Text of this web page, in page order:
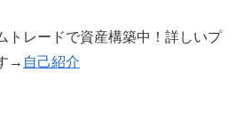
トレードで資産構築中！詳しいプ
→ 自己紹介